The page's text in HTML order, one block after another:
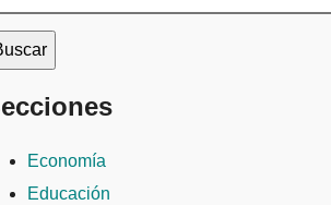
Economía
Educación